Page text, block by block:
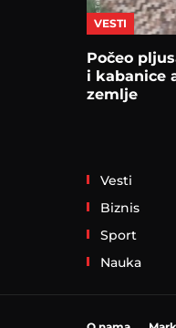
VESTI
Počeo
i kabanice
zemlje
Vesti
Biznis
Sport
Nauka